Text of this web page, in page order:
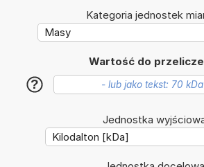
Kategoria jednostek
Wartość do
?
Jednostka